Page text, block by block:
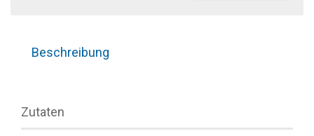
Beschreibung
Zutaten